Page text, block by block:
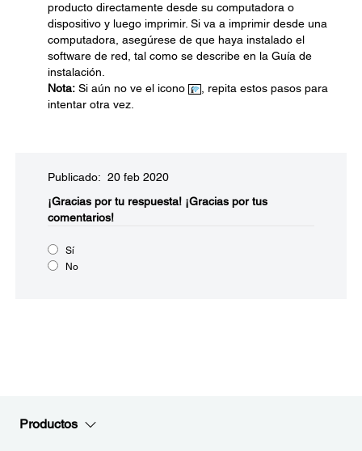
producto directamente desde su computadora o
dispositivo y luego imprimir. Si va a imprimir desde una
computadora, asegúrese de que haya instalado el
software de red, tal como se describe en la Guía de
instalación.
Nota: Si aún no ve el icono
, repita estos pasos para
intentar otra vez.
Publicado: 20 feb 2020
¡Gracias por tu respuesta! ¡Gracias por tus
comentarios!
Sí
No
Productos